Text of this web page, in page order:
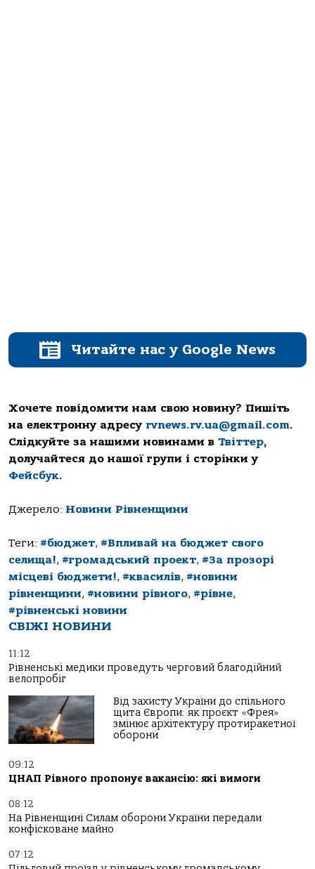
Читайте нас у Google News
Хочете повідомити нам свою новину? Пишіть
на електронну адресу rvnews.rv.ua@gmail.com.
Слідкуйте за нашими новинами в Твіттер,
долучайтеся до нашої групи і сторінки у
Фейсбук.
Джерело: Новини Рівненщини
Теги: #бюджет, #Впливай на бюджет свого
селища!, #громадський проект, #За прозорі
місцеві бюджети!, #квасилів, #новини
рівненщини, #новини рівного, #рівне,
#рівненські новини
СВІЖІ НОВИНИ
11:12
Рівненські медики проведуть черговий благодійний
велопробіг
Від захисту України до спільного
щита Європи: як проєкт «Фрея»
змінює архітектуру протиракетної
оборони
09:12
ЦНАП Рівного пропонує вакансію: які вимоги
08:12
На Рівненщині Силам оборони України передали
конфісковане майно
07:12